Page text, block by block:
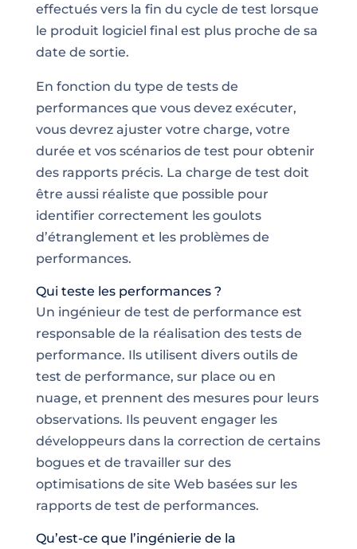
effectués vers la fin du cycle de test lorsque
le produit logiciel final est plus proche de sa
date de sortie.
En fonction du type de tests de
performances que vous devez exécuter,
vous devrez ajuster votre charge, votre
durée et vos scénarios de test pour obtenir
des rapports précis. La charge de test doit
être aussi réaliste que possible pour
identifier correctement les goulots
d’étranglement et les problèmesde
performances.
Qui teste les performances ?
Un ingénieur de test de performance est
responsable de la réalisation des tests de
performance. Ils utilisent divers outils de
test de performance, sur place ou en
nuage, et prennent des mesures pour leurs
observations. Ils peuvent engager les
développeurs dans la correction de certains
bogues et de travailler sur des
optimisations de site Web basées sur les
rapports de test de performances.
Qu’est-ce que l’ingénierie de la